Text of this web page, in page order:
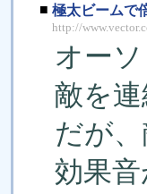
■ 極太ビームで
http://
オー
敵を
だが
効果